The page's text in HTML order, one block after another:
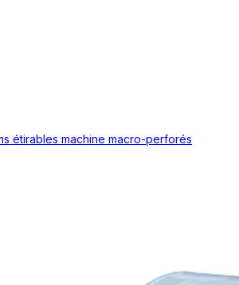
étirables machine macro-perforés